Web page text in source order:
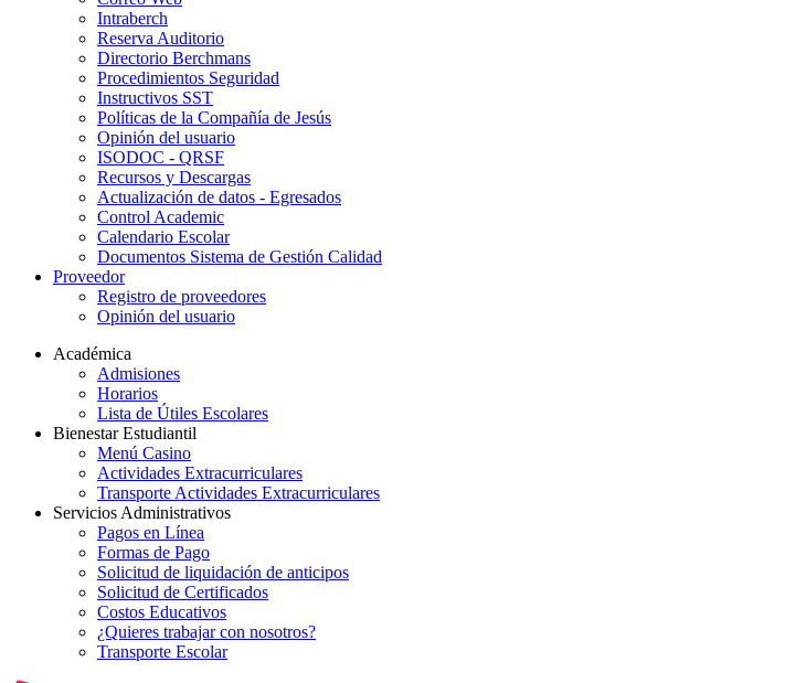
Intraberch
Reserva Auditorio
Directorio Berchmans
Procedimientos Seguridad
Instructivos SST
Políticas de la Compañía de Jesús
Opinión del usuario
ISODOC - QRSF
Recursos y Descargas
Actualización de datos - Egresados
Control Academic
Calendario Escolar
Documentos Sistema de Gestión Calidad
Proveedor
Registro de proveedores
Opinión del usuario
Académica
Admisiones
Horarios
Lista de Útiles Escolares
Bienestar Estudiantil
Menú Casino
Actividades Extracurriculares
Transporte Actividades Extracurriculares
Servicios Administrativos
Pagos en Línea
Formas de Pago
Solicitud de liquidación de anticipos
Solicitud de Certificados
Costos Educativos
¿Quieres trabajar con nosotros?
Transporte Escolar